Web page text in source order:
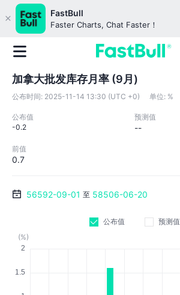
FastBull
Faster Charts, Chat Faster！
加拿大批发库存月率 (9月)
公布时间: 2025-11-14 13:30 (UTC +0) 单位: %
公布值
-0.2
预测值
--
前值
0.7
56592-09-01 至 58506-06-20
公布值
预测值
(%)